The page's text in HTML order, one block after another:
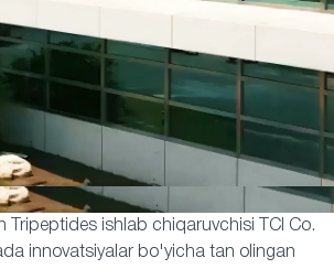
Tripeptides ishlab chiqaruvchisi TCI Co.
innovatsiyalar bo'yicha tan olingan